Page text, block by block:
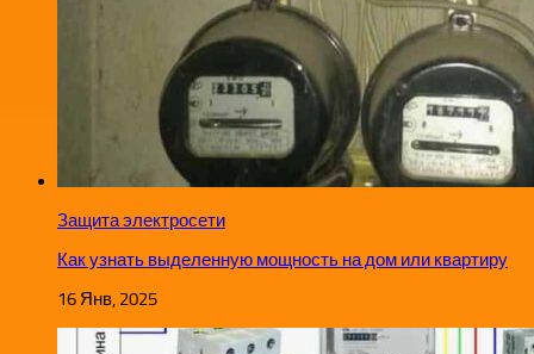
Защита электросети
Как узнать выделенную мощность на дом или квартиру
16 Янв, 2025